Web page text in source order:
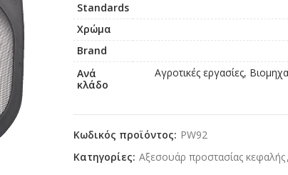
Standards
Χρώμα
Brand
Ανά
κλάδο
Αγροτικές εργασίες,
Κωδικός προϊόντος: PW92
Κατηγορίες: Αξεσουάρ προστασίας κεφαλής,